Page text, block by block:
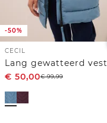
-50%
CECIL
Lang gewatteerd vest
€ 50,00€99,99